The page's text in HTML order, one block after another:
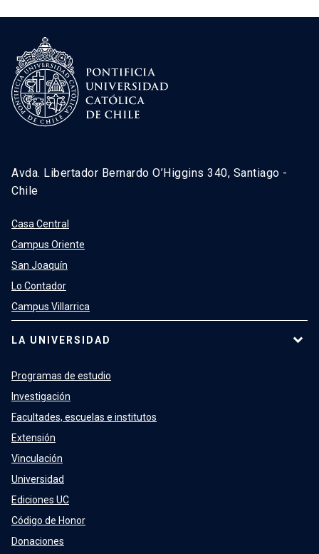
Avda. Libertador Bernardo O’Higgins 340, Santiago -
Chile
Casa Central
Campus Oriente
San Joaquín
Lo Contador
Campus Villarrica
LA UNIVERSIDAD
Programas de estudio
Investigación
Facultades, escuelas e institutos
Extensión
Vinculación
Universidad
Ediciones UC
Código de Honor
Donaciones